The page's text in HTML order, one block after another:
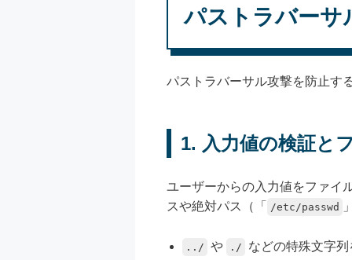
パストラバーサ
パストラバーサル攻撃を防止す
1. 入力値の検証と
ユーザーからの入力値をファイ
スや絶対パス（「
/etc/passwd
../ や ./
などの特殊文字